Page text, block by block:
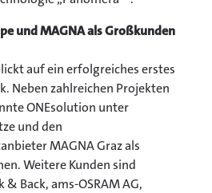
und MAGNA als Großkunden
auf ein erfolgreiches erstes
Neben zahlreichen Projekten
ONEsolution unter
und den
MAGNA Graz als
Weitere Kunden sind
& Back, ams-OSRAM AG,